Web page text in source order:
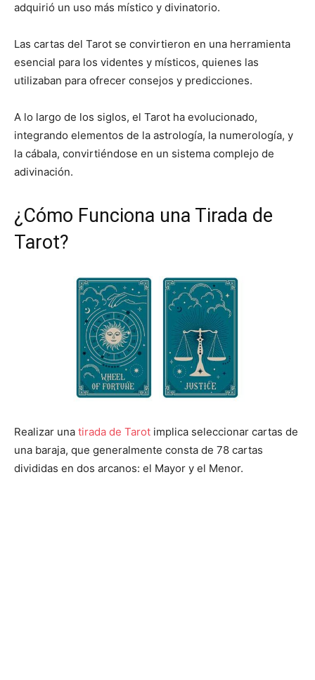
adquirió un uso más místico y divinatorio.
Las cartas del Tarot se convirtieron en una herramienta
esencial para los videntes y místicos, quienes las
utilizaban para ofrecer consejos y predicciones.
A lo largo de los siglos, el Tarot ha evolucionado,
integrando elementos de la astrología, la numerología, y
la cábala, convirtiéndose en un sistema complejo de
adivinación.
¿Cómo Funciona una Tirada de
Tarot?
Realizar una tirada de Tarot implica seleccionar cartas de
una baraja, que generalmente consta de 78 cartas
divididas en dos arcanos: el Mayor y el Menor.